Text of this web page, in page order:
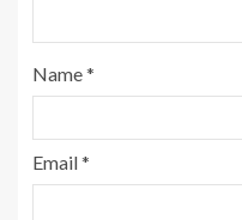
Name*
Email*